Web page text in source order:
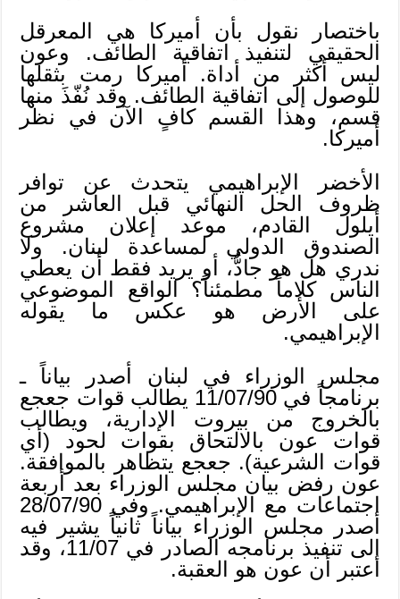
باختصار نقول بأن أميركا هي المعرقل
الحقيقي لتنفيذ اتفاقية الطائف. وعون
ليس أكثر من أداة. أميركا رمت بثقلها
للوصول إلى اتفاقية الطائف. وقد نُفّذَ منها
قسم، وهذا القسم كافٍ الآن في نظر
أميركا.
الأخضر الإبراهيمي يتحدث عن توافر
ظروف الحل النهائي قبل العاشر من
أيلول القادم، موعد إعلان مشروع
الصندوق الدولي لمساعدة لبنان. ولا
ندري هل هو جادٌّ، أو يريد فقط أن يعطي
الناس كلاماً مطمئناً؟ الواقع الموضوعي
على الأرض هو عكس ما يقوله
الإبراهيمي.
مجلس الوزراء في لبنان أصدر بياناً ـ
برنامجاً في 11/07/90 يطالب قوات جعجع
بالخروج من بيروت الإدارية، ويطالب
قوات عون بالالتحاق بقوات لحود (أي
قوات الشرعية). جعجع يتظاهر بالموافقة.
عون رفض بيان مجلس الوزراء بعد أربعة
اجتماعات مع الإبراهيمي. وفي 28/07/90
أصدر مجلس الوزراء بياناً ثانياً يشير فيه
إلى تنفيذ برنامجه الصادر في 11/07، وقد
اعتبر أن عون هو العقبة.